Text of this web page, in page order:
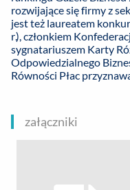
rozwijające się firmy z
jest też laureatem
r.), członkiem
sygnatariuszem Karty
Odpowiedzialnego
Równości Płac
załączniki